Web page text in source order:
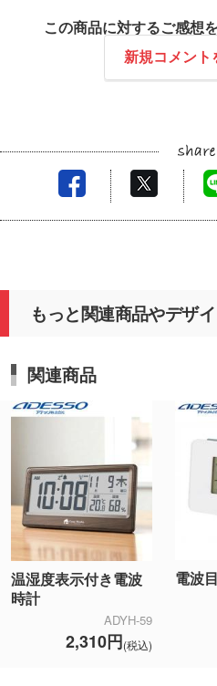
この商品に対するご感想
新規コメント
もっと関連商品やデザ
関連商品
温湿度表示付き電波
時計
ADYH-59
2,310円(税込)
電波